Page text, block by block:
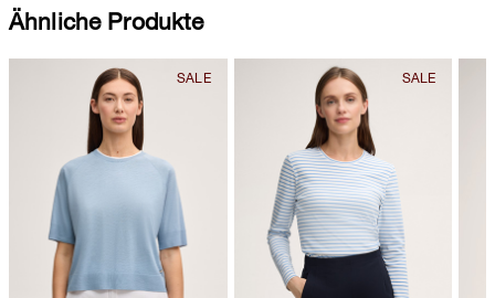
Ähnliche Produkte